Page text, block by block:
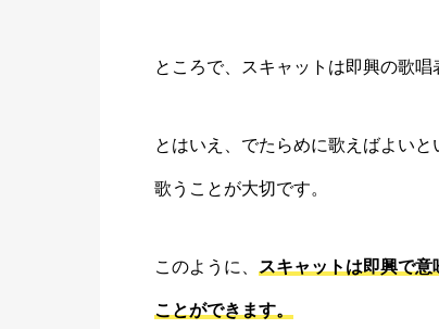
ところで、スキャットは即興の歌唱
とはいえ、でたらめに歌えばよい
歌うことが大切です。
このように、 スキャットは即興で
ことができます。